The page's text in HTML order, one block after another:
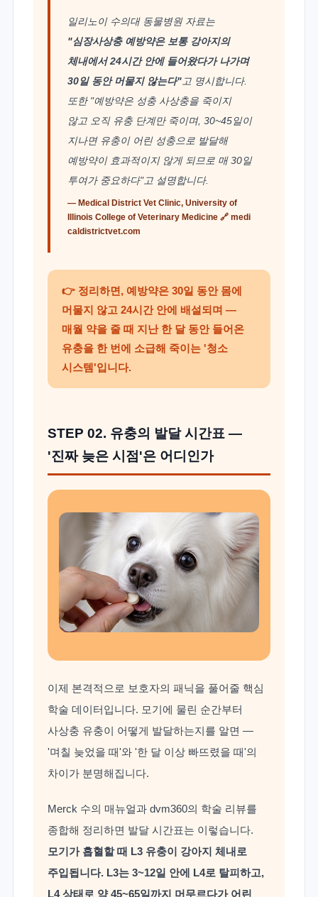
일리노이 수의대 동물병원 자료는
"심장사상충 예방약은 보통 강아지의
체내에서 24시간 안에 들어왔다가 나가며
30일 동안 머물지 않는다"고 명시합니다.
또한 "예방약은 성충 사상충을 죽이지
않고 오직 유충 단계만 죽이며, 30~45일이
지나면 유충이 어린 성충으로 발달해
예방약이 효과적이지 않게 되므로 매 30일
투여가 중요하다"고 설명합니다.
— Medical District Vet Clinic, University of
Illinois College of Veterinary Medicine 🔗 medi
caldistrictvet.com
👉 정리하면, 예방약은 30일 동안 몸에
머물지 않고 24시간 안에 배설되며 —
매월 약을 줄 때 지난 한 달 동안 들어온
유충을 한 번에 소급해 죽이는 '청소
시스템'입니다.
STEP 02. 유충의 발달 시간표 —
'진짜 늦은 시점'은 어디인가
이제 본격적으로 보호자의 패닉을 풀어줄 핵심
학술 데이터입니다. 모기에 물린 순간부터
사상충 유충이 어떻게 발달하는지를 알면 —
'며칠 늦었을 때'와 '한 달 이상 빠뜨렸을 때'의
차이가 분명해집니다.
Merck 수의 매뉴얼과 dvm360의 학술 리뷰를
종합해 정리하면 발달 시간표는 이렇습니다.
모기가 흡혈할 때 L3 유충이 강아지 체내로
주입됩니다. L3는 3~12일 안에 L4로 탈피하고,
L4 상태로 약 45~65일까지 머무르다가 어린